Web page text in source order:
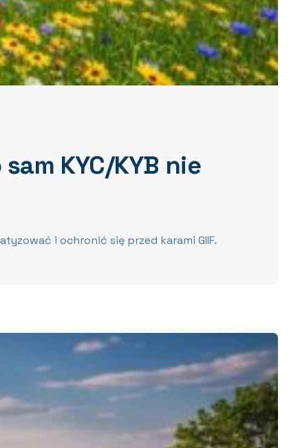
KYC/KYB nie
i ochronić się przed karami GIIF.